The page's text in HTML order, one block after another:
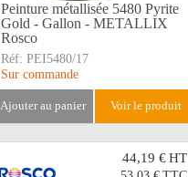
Peinture métallisée 5480 Pyrite
Gold - Gallon - METALLIX
Rosco
Réf: PEI5480/17
Sur commande
ajouter au panier voir le produit
44,19 €HT